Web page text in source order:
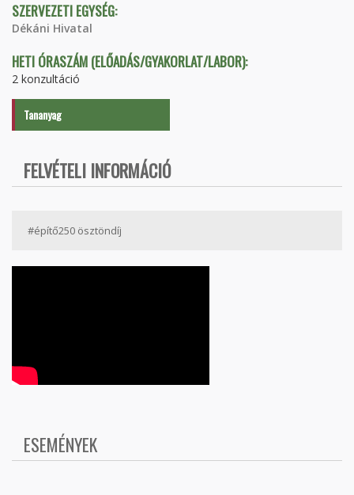
SZERVEZETI EGYSÉG:
Dékáni Hivatal
HETI ÓRASZÁM (ELŐADÁS/GYAKORLAT/LABOR):
2 konzultáció
Tananyag
FELVÉTELI INFORMÁCIÓ
#építő250 ösztöndíj
ESEMÉNYEK